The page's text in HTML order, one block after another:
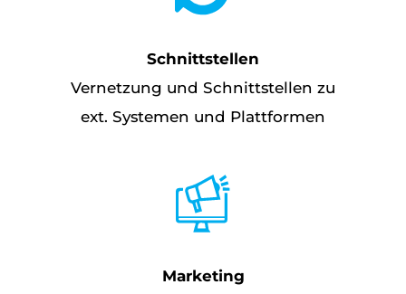
Schnittstellen
Vernetzung und Schnittstellen zu
ext. Systemen und Plattformen
Marketing